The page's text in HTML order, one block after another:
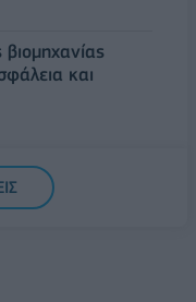
και
ζήτημα των
χρονοβόρες